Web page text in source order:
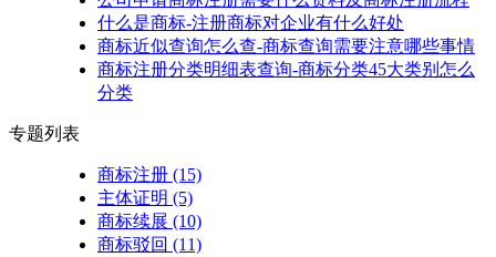
什么是商标-注册商标对企业有什么好处
商标近似查询怎么查-商标查询需要注意哪些事情
商标注册分类明细表查询-商标分类45大类别怎么
分类
专题列表
商标注册 (15)
主体证明 (5)
商标续展 (10)
商标驳回 (11)